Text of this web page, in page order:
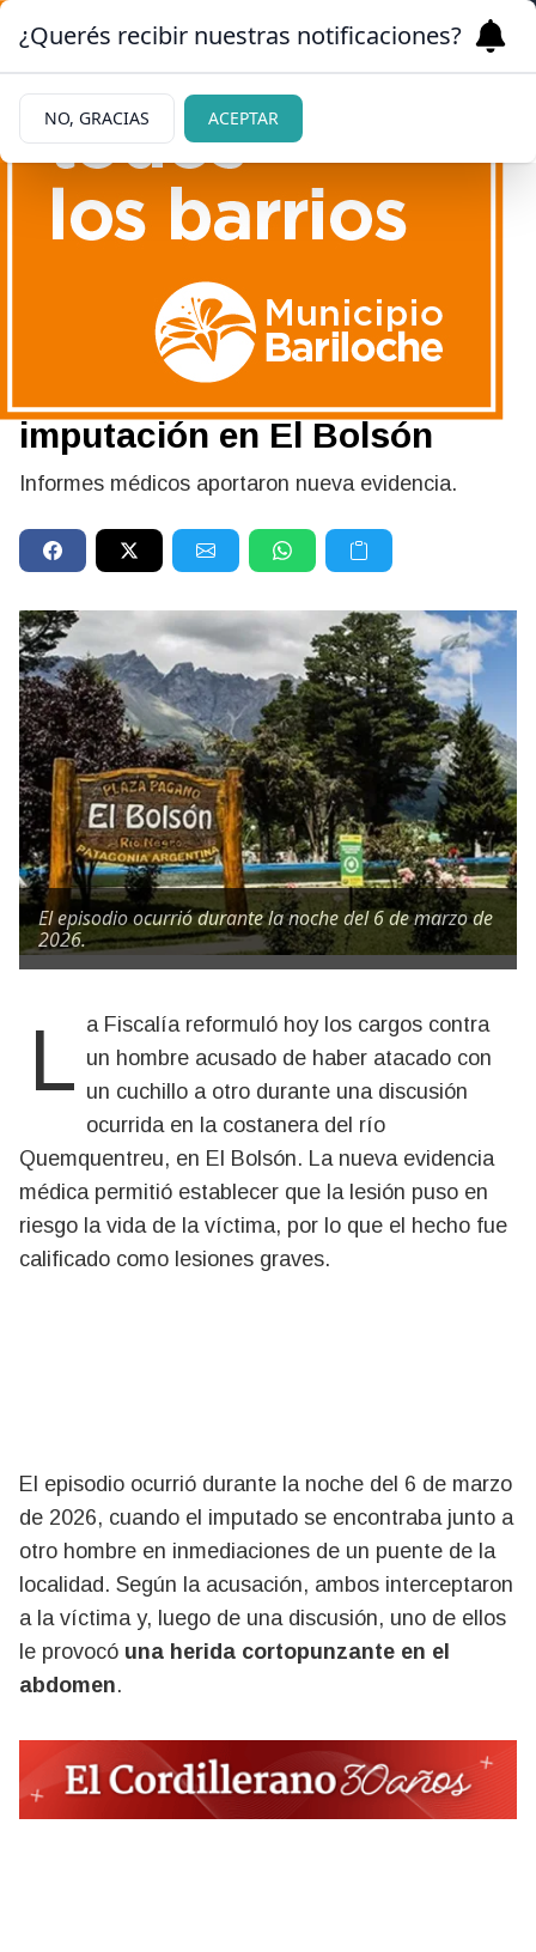
Una puñalada que casi
termina en tragedia: la
Fiscalía endureció la
imputación en El Bolsón
Informes médicos aportaron nueva evidencia.
El episodio ocurrió durante la noche del 6 de marzo de
2026.
La Fiscalía reformuló hoy los cargos contra un hombre acusado de haber atacado con
un cuchillo a otro durante una discusión
ocurrida en la costanera del río
Quemquentreu, en El Bolsón. La nueva evidencia
médica permitió establecer que la lesión puso en
riesgo la vida de la víctima, por lo que el hecho fue
calificado como lesiones graves.
El episodio ocurrió durante la noche del 6 de marzo
de 2026, cuando el imputado se encontraba junto a
otro hombre en inmediaciones de un puente de la
localidad. Según la acusación, ambos interceptaron
a la víctima y, luego de una discusión, uno de ellos
le provocó una herida cortopunzante en el
abdomen.
¿Querés recibir nuestras notificaciones?
NO, GRACIAS ACEPTAR